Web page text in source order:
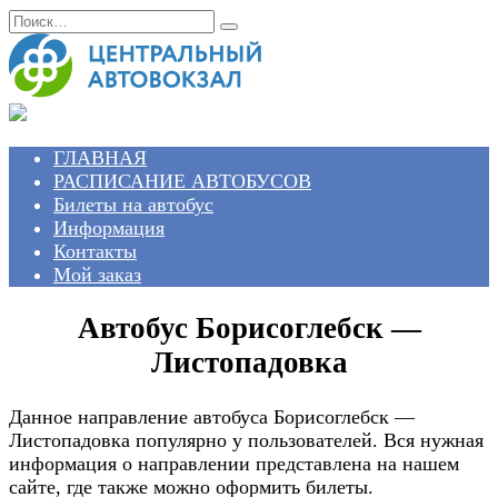
Перейти
к
содержанию
Search
for:
ГЛАВНАЯ
РАСПИСАНИЕ АВТОБУСОВ
Билеты на автобус
Информация
Контакты
Мой заказ
Автобус Борисоглебск —
Листопадовка
Данное направление автобуса Борисоглебск —
Листопадовка популярно у пользователей. Вся нужная
информация о направлении представлена на нашем
сайте, где также можно оформить билеты.